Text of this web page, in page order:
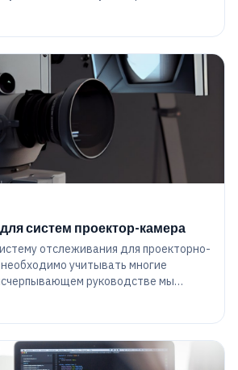
инструкции о том, как настроить IP
систем проектор-камера
отслеживания для проекторно-
учитывать многие
руководстве мы
функциях и технических
том, как пользоваться системой
проекторно-камерных систем после